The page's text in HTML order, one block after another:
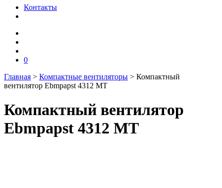
Контакты
0
Главная > Компактные вентиляторы > Компактный
вентилятор Ebmpapst 4312 MT
Компактный вентилятор
Ebmpapst 4312 MT